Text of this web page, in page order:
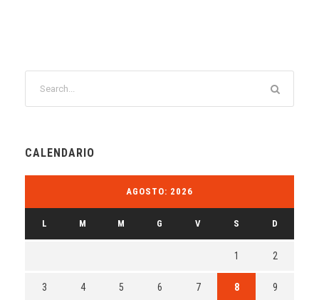
CALENDARIO
AGOSTO: 2026
L M M G V S D
1 2
3 4 5 6 7 8 9